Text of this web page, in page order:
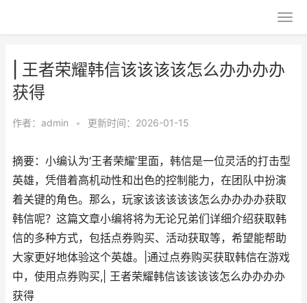
| 王者荣耀韩信该该该该怎么办办办办
获得
作者： admin • 更新时间：2026-01-15
摘要：小编认为‘王者荣耀’里面，韩信是一位灵活的打击型
英雄，凭借着高机动性和出色的控制能力，在团队中扮演
着关键的角色。那么，玩家该该该该该怎么办办办办获取
韩信呢？这篇文章小编将将为无论兄弟们详细介绍获取韩
信的多种方式，包括点券购买、活动获取等，希望能帮助
大家更好地体验这个英雄。|通过点券购买获取韩信在游戏
中，使用点券购买,| 王者荣耀韩信该该该该怎么办办办办
获得